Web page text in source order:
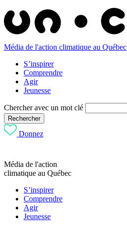
Média de l'action climatique au Québec
S’inspirer
Comprendre
Agir
Jeunesse
Chercher avec un mot clé
Rechercher
Donnez
Média de l'action
climatique au Québec
S’inspirer
Comprendre
Agir
Jeunesse